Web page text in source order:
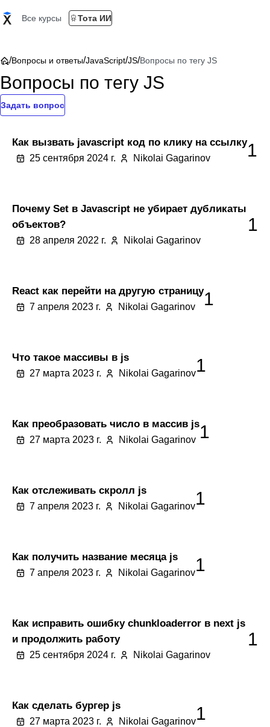
Все курсы Тота ИИ
/Вопросы и ответы/JavaScript/JS/Вопросы по тегу JS
Вопросы по тегу JS
Задать вопрос
Как вызвать javascript код по клику на ссылку
25 сентября 2024 г. Nikolai Gagarinov 1
Почему Set в Javascript не убирает дубликаты
объектов?
28 апреля 2022 г. Nikolai Gagarinov
1
React как перейти на другую страницу
7 апреля 2023 г. Nikolai Gagarinov 1
Что такое массивы в js
27 марта 2023 г. Nikolai Gagarinov1
Как преобразовать число в массив js
27 марта 2023 г. Nikolai Gagarinov 1
Как отслеживать скролл js
7 апреля 2023 г. Nikolai Gagarinov1
Как получить название месяца js
7 апреля 2023 г. Nikolai Gagarinov1
Как исправить ошибку chunkloaderror в next js
и продолжить работу
25 сентября 2024 г. Nikolai Gagarinov
1
Как сделать бургер js
27 марта 2023 г. Nikolai Gagarinov1